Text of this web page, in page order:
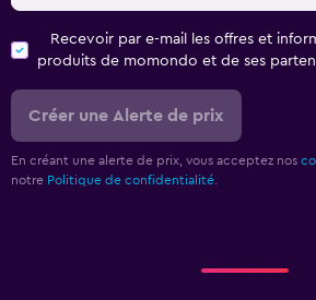
Recevoir par e-mail les offres et
produits de momondo et de ses
Créer une Alerte de prix
En créant une alerte de prix, vous acceptez nos
notre Politique de confidentialité.